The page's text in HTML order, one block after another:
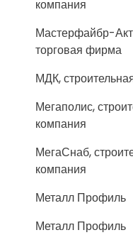
компания
Мастерфайбр-
торговая фирма
МДК,
Мегаполис,
компания
МегаСнаб,
компания
Металл Профиль
Металл Профиль